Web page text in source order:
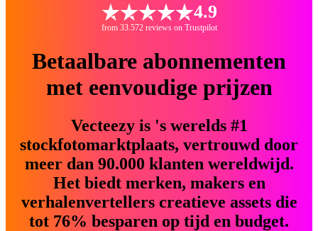
4.9
from 33.572 reviews on Trustpilot
Betaalbare abonnementen
met eenvoudige prijzen
Vecteezy is 's werelds #1
stockfotomarktplaats, vertrouwd door
meer dan 90.000 klanten wereldwijd.
Het biedt merken, makers en
verhalenvertellers creatieve assets die
tot 76% besparen op tijd en budget.